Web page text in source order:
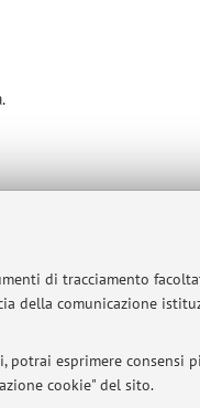
di tracciamento
della comunicazione
esprimere consensi
cookie" del sito.
- Partita IVA: 01131710376